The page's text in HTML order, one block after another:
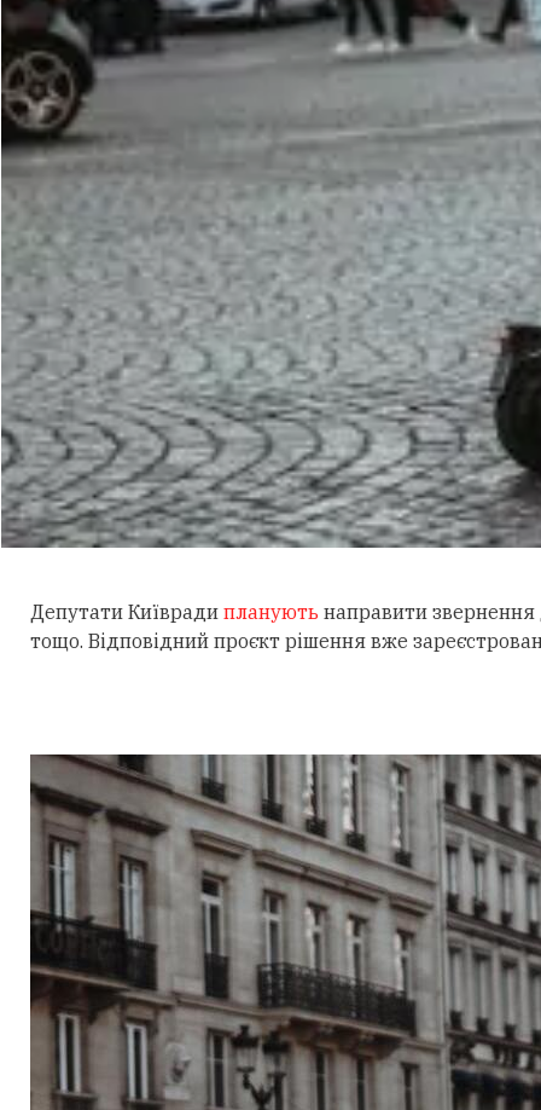
Депутати Київради планують направити звернення
тощо. Відповідний проєкт рішення вже